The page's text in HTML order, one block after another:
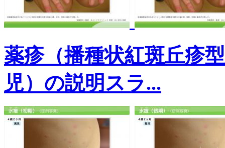
薬疹（播種状紅斑丘疹
児）の説明スラ...